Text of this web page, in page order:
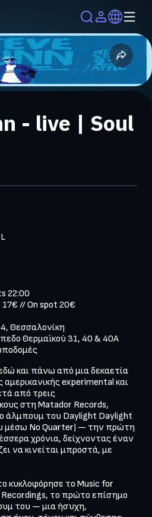
- live | Soul
22:00
// On spot 20€
Θεσσαλονίκη
Θερμαϊκού 31, 40 & 40Α
και πάνω από μια δεκαετία
experimental και
από τρεις
στη Matador Records,
άλμπουμ του Daylight Daylight
μέσω No Quarter) — την πρώτη
χρόνια, δείχνοντας έναν
να κινείται μπροστά, με
κυκλοφόρησε το Music for
το πρώτο επίσημο
του — μια ήσυχη,